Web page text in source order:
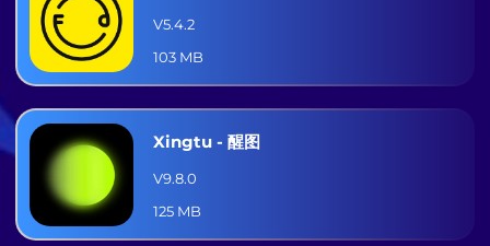
V5.4.2
103 MB
Xingtu - 醒图
V9.8.0
125 MB